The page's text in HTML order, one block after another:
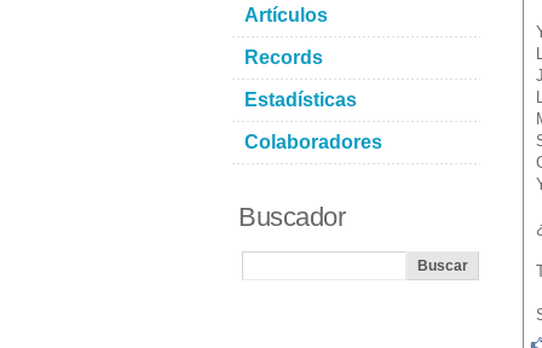
Artículos
Records
Estadísticas
Colaboradores
Buscador